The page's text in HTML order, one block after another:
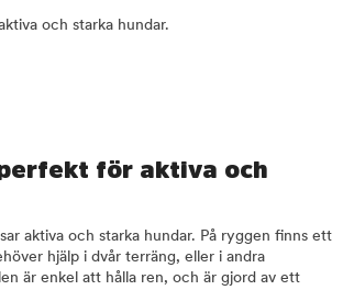
och starka hundar.
för aktiva och
aktiva och starka hundar. På ryggen finns ett
hjälp i dvår terräng, eller i andra
är enkel att hålla ren, och är gjord av ett